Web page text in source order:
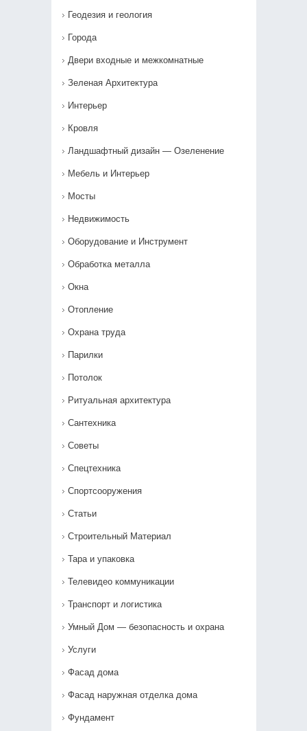
Геодезия и геология
Города
Двери входные и межкомнатные
Зеленая Архитектура
Интерьер
Кровля
Ландшафтный дизайн — Озеленение‎
Мебель и Интерьер
Мосты
Недвижимость
Оборудование и Инструмент
Обработка металла
Окна
Отопление
Охрана труда
Парилки
Потолок
Ритуальная архитектура
Сантехника
Советы
Спецтехника
Спортсооружения
Статьи
Строительный Материал
Тара и упаковка
Телевидео коммуникации
Транспорт и логистика
Умный Дом — безопасность и охрана
Услуги
Фасад дома
Фасад наружная отделка дома
Фундамент